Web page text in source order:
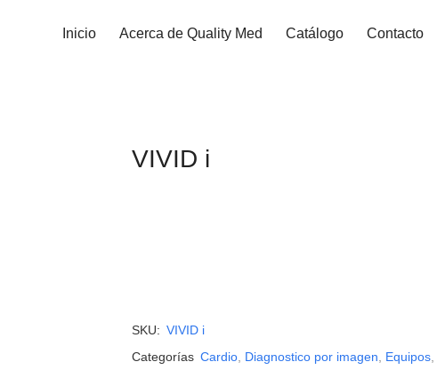
Inicio Acerca de Quality Med Catálogo Contacto
VIVID i
SKU: VIVID i
Categorías Cardio, Diagnostico por imagen Equipos,